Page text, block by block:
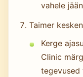
vahele
Taimer
Kerge
Clinic